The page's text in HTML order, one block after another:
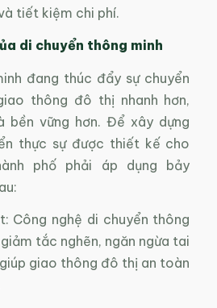
tiết kiệm chi phí.
di chuyển thông minh
đang thúc đẩy sự chuyển
thông đô thị nhanh hơn,
bền vững hơn. Để xây dựng
thực sự được thiết kế cho
phố phải áp dụng bảy
Công nghệ di chuyển thông
tắc nghẽn, ngăn ngừa tai
giao thông đô thị an toàn